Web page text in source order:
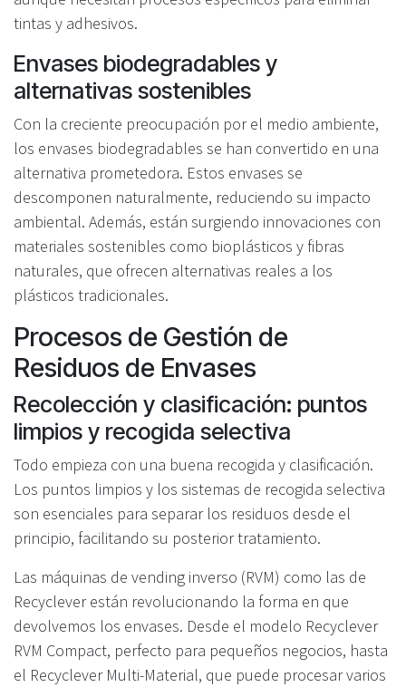
tintas y adhesivos.
Envases biodegradables y
alternativas sostenibles
Con la creciente preocupación por el medio ambiente,
los envases biodegradables se han convertido en una
alternativa prometedora. Estos envases se
descomponen naturalmente, reduciendo su impacto
ambiental. Además, están surgiendo innovaciones con
materiales sostenibles como bioplásticos y fibras
naturales, que ofrecen alternativas reales a los
plásticos tradicionales.
Procesos de Gestión de
Residuos de Envases
Recolección y clasificación: puntos
limpios y recogida selectiva
Todo empieza con una buena recogida y clasificación.
Los puntos limpios y los sistemas de recogida selectiva
son esenciales para separar los residuos desde el
principio, facilitando su posterior tratamiento.
Las máquinas de vending inverso (RVM) como las de
Recyclever están revolucionando la forma en que
devolvemos los envases. Desde el modelo Recyclever
RVM Compact, perfecto para pequeños negocios, hasta
el Recyclever Multi-Material, que puede procesar varios